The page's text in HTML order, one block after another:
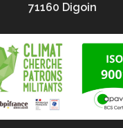
71160 Digoin